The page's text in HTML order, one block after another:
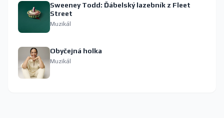
Sweeney Todd: Ďábelský lazebník z Fleet
Street
Muzikál
Obyčejná holka
Muzikál